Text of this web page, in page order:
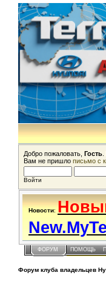
Добро пожаловать, Гость
Вам не пришло письмо с
Войти
Новости:
ФОРУМ ПОМОЩЬ
Форум клуба владельцев